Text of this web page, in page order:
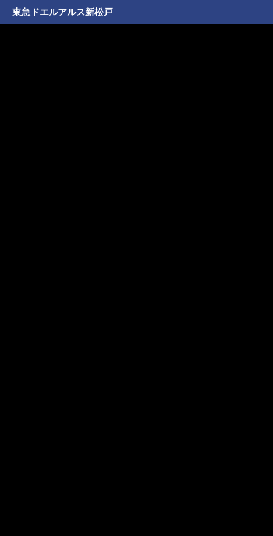
東急ドエルアルス新松戸